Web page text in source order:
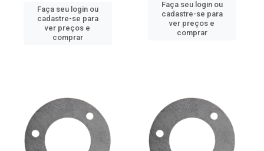
Faça seu login ou
cadastre-se para
ver preços e
comprar
Faça seu login ou
cadastre-se para
ver preços e
comprar